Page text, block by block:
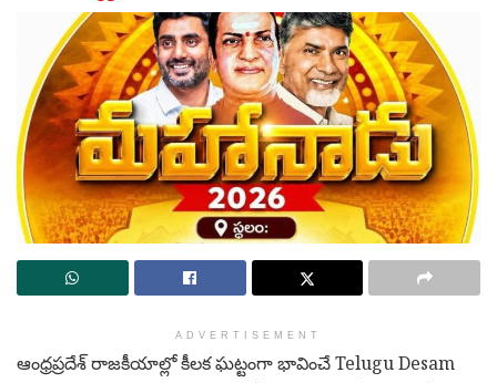
ADVERTISEMENT
ఆంధ్రప్రదేశ్ రాజకీయాల్లో కీలక ఘట్టంగా భావించేTelugu Desam